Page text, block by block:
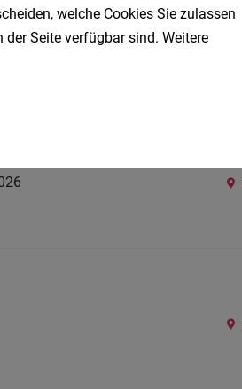
welche Cookies Sie zulassen
Seite verfügbar sind. Weitere